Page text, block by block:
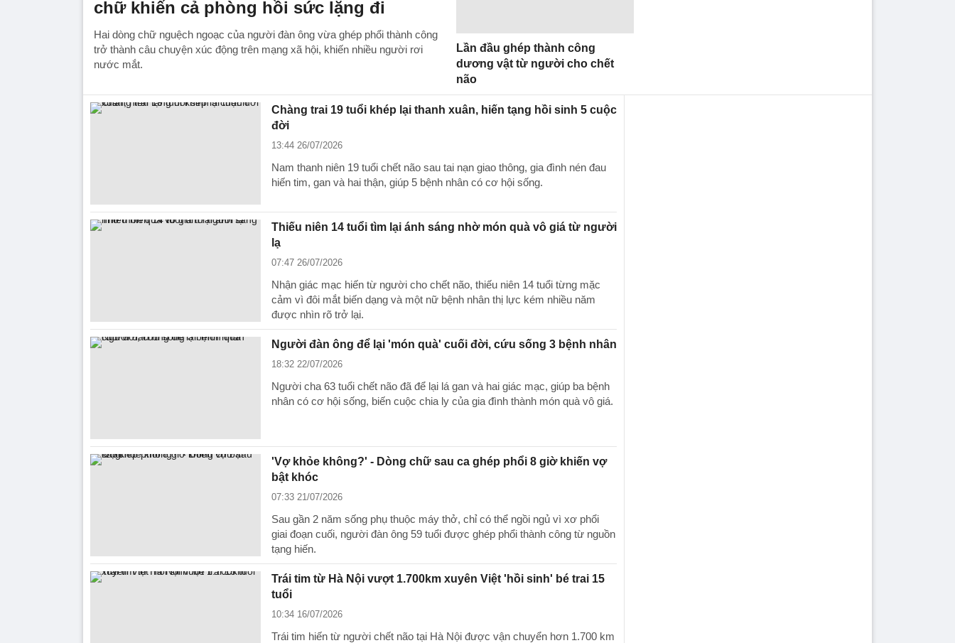
chữ khiến cả phòng hồi sức lặng đi
Hai dòng chữ nguệch ngoạc của người đàn ông vừa ghép phổi thành công
trở thành câu chuyện xúc động trên mạng xã hội, khiến nhiều người rơi
nước mắt.
Lần đầu ghép thành công
dương vật từ người cho chết
não
Chàng trai 19 tuổi khép lại thanh xuân, hiến tạng hồi sinh 5 cuộc
đời
13:44 26/07/2026
Nam thanh niên 19 tuổi chết não sau tai nạn giao thông, gia đình nén đau
hiến tim, gan và hai thận, giúp 5 bệnh nhân có cơ hội sống.
Thiếu niên 14 tuổi tìm lại ánh sáng nhờ món quà vô giá từ người
lạ
07:47 26/07/2026
Nhận giác mạc hiến từ người cho chết não, thiếu niên 14 tuổi từng mặc
cảm vì đôi mắt biến dạng và một nữ bệnh nhân thị lực kém nhiều năm
được nhìn rõ trở lại.
Người đàn ông để lại 'món quà' cuối đời, cứu sống 3 bệnh nhân
18:32 22/07/2026
Người cha 63 tuổi chết não đã để lại lá gan và hai giác mạc, giúp ba bệnh
nhân có cơ hội sống, biến cuộc chia ly của gia đình thành món quà vô giá.
'Vợ khỏe không?' - Dòng chữ sau ca ghép phổi 8 giờ khiến vợ
bật khóc
07:33 21/07/2026
Sau gần 2 năm sống phụ thuộc máy thở, chỉ có thể ngồi ngủ vì xơ phổi
giai đoạn cuối, người đàn ông 59 tuổi được ghép phổi thành công từ nguồn
tạng hiến.
Trái tim từ Hà Nội vượt 1.700km xuyên Việt 'hồi sinh' bé trai 15
tuổi
10:34 16/07/2026
Trái tim hiến từ người chết não tại Hà Nội được vận chuyển hơn 1.700 km